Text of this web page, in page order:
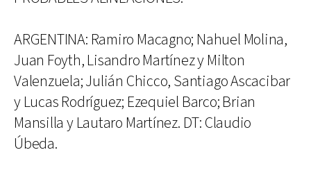
ARGENTINA: Ramiro Macagno; Nahuel Molina,
Juan Foyth, Lisandro Martínez y Milton
Valenzuela; Julián Chicco, Santiago Ascacibar
y Lucas Rodríguez; Ezequiel Barco; Brian
Mansilla y Lautaro Martínez. DT: Claudio
Úbeda.